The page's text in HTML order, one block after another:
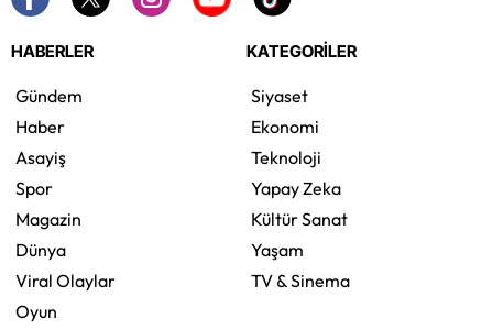
HABERLER
Gündem
Haber
Asayiş
Spor
Magazin
Dünya
Viral Olaylar
Oyun
KATEGORİLER
Siyaset
Ekonomi
Teknoloji
Yapay Zeka
Kültür Sanat
Yaşam
TV & Sinema